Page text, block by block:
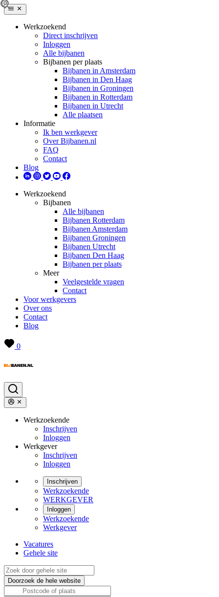
Werkzoekend
Direct inschrijven
Inloggen
Alle bijbanen
Bijbanen per plaats
Bijbanen in Amsterdam
Bijbanen in Den Haag
Bijbanen in Groningen
Bijbanen in Rotterdam
Bijbanen in Utrecht
Alle plaatsen
Informatie
Ik ben werkgever
Over Bijbanen.nl
FAQ
Contact
Blog
Werkzoekend
Bijbanen
Alle bijbanen
Bijbanen Rotterdam
Bijbanen Amsterdam
Bijbanen Groningen
Bijbanen Utrecht
Bijbanen Den Haag
Bijbanen per plaats
Meer
Veelgestelde vragen
Contact
Voor werkgevers
Over ons
Contact
Blog
0
Werkzoekende
Inschrijven
Inloggen
Werkgever
Inschrijven
Inloggen
Inschrijven
Werkzoekende
WERKGEVER
Inloggen
Werkzoekende
Werkgever
Vacatures
Gehele site